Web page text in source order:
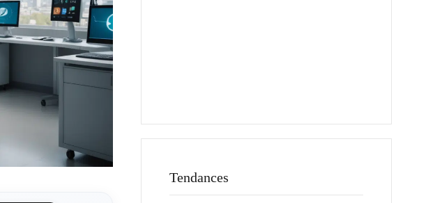
Tendances